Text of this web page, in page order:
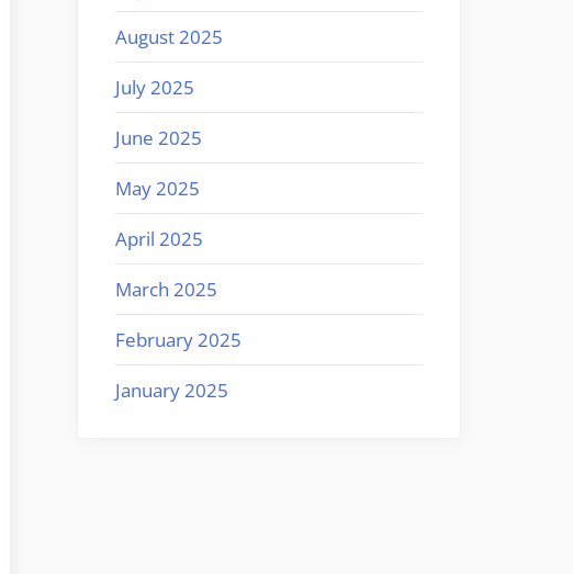
August 2025
July 2025
June 2025
May 2025
April 2025
March 2025
February 2025
January 2025